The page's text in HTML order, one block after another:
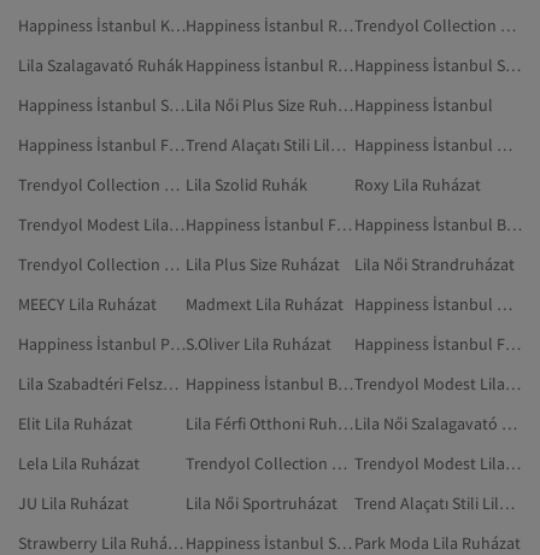
Happiness İstanbul Krém Ruházat
Happiness İstanbul Rózsaszín Szolid Ruházat
Trendyol Collection Lila Strandruházat
Lila Szalagavató Ruhák
Happiness İstanbul Ruhák
Happiness İstanbul Szürke Ruházat
Happiness İstanbul Szabadtéri Ruházat
Lila Női Plus Size RuházatHappiness İstanbul
Happiness İstanbul Fekete Szolid Ruházat
Trend Alaçatı Stili Lila Otthoni Ruházat
Happiness İstanbul Narancs Szolid Ruházat
Trendyol Collection Lila Plus Size Ruházat Lila Szolid Ruhák
Roxy Lila Ruházat
Trendyol Modest Lila Szolid Ruhák
Happiness İstanbul Fekete Szabadtéri Ruházat
Happiness İstanbul Burgundi Ruházat
Trendyol Collection Lila Ruhák Lila Plus Size Ruházat
Lila Női Strandruházat
MEECY Lila Ruházat
Madmext Lila Ruházat
Happiness İstanbul Otthoni Ruházat
Happiness İstanbul Piros Szolid RuházatS.Oliver Lila Ruházat
Happiness İstanbul Fekete Ruhák
Lila Szabadtéri Felszerelés
Happiness İstanbul Bézs Szolid Ruházat
Trendyol Modest Lila Estélyi Ruhák
Elit Lila Ruházat
Lila Férfi Otthoni Ruházat
Lila Női Szalagavató Ruhák
Lela Lila Ruházat
Trendyol Collection Lila Szalagavató Ruhák
Trendyol Modest Lila Ruhák
JU Lila Ruházat
Lila Női Sportruházat
Trend Alaçatı Stili Lila Ruhák
Strawberry Lila Ruházat
Happiness İstanbul Szürke Otthoni Ruházat Park Moda Lila Ruházat